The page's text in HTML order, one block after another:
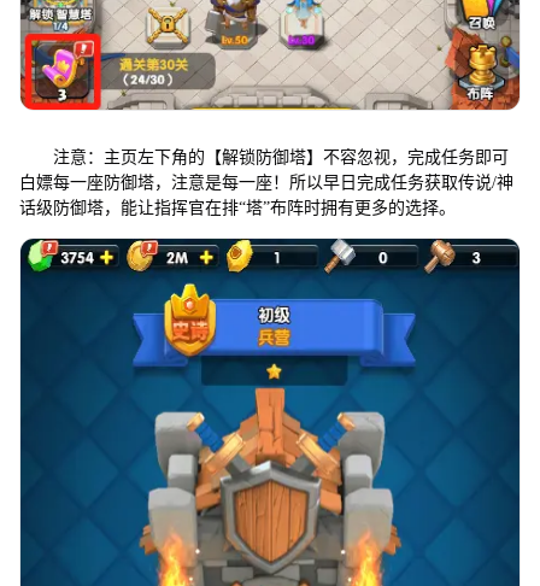
注意：主页左下角的【解锁防御塔】不容忽视，完成任务即可
白嫖每一座防御塔，注意是每一座！所以早日完成任务获取传说/神
话级防御塔，能让指挥官在排“塔”布阵时拥有更多的选择。